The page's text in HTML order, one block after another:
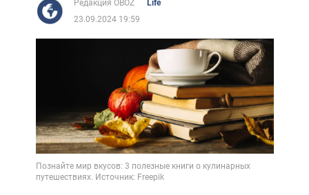
Редакция OBOZ
Life
23.09.2024 19:59
Познайте мир вкусов: 3 полезные книги о кулинарных
путешествиях. Источник: Freepik